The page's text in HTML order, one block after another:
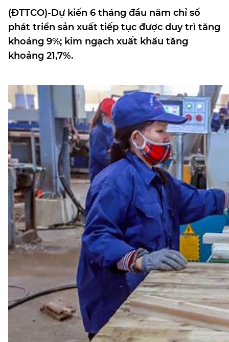
(ĐTTCO)-Dự kiến 6 tháng đầu năm chỉ số
phát triển sản xuất tiếp tục được duy trì tăng
khoảng 9%; kim ngạch xuất khẩu tăng
khoảng 21,7%.